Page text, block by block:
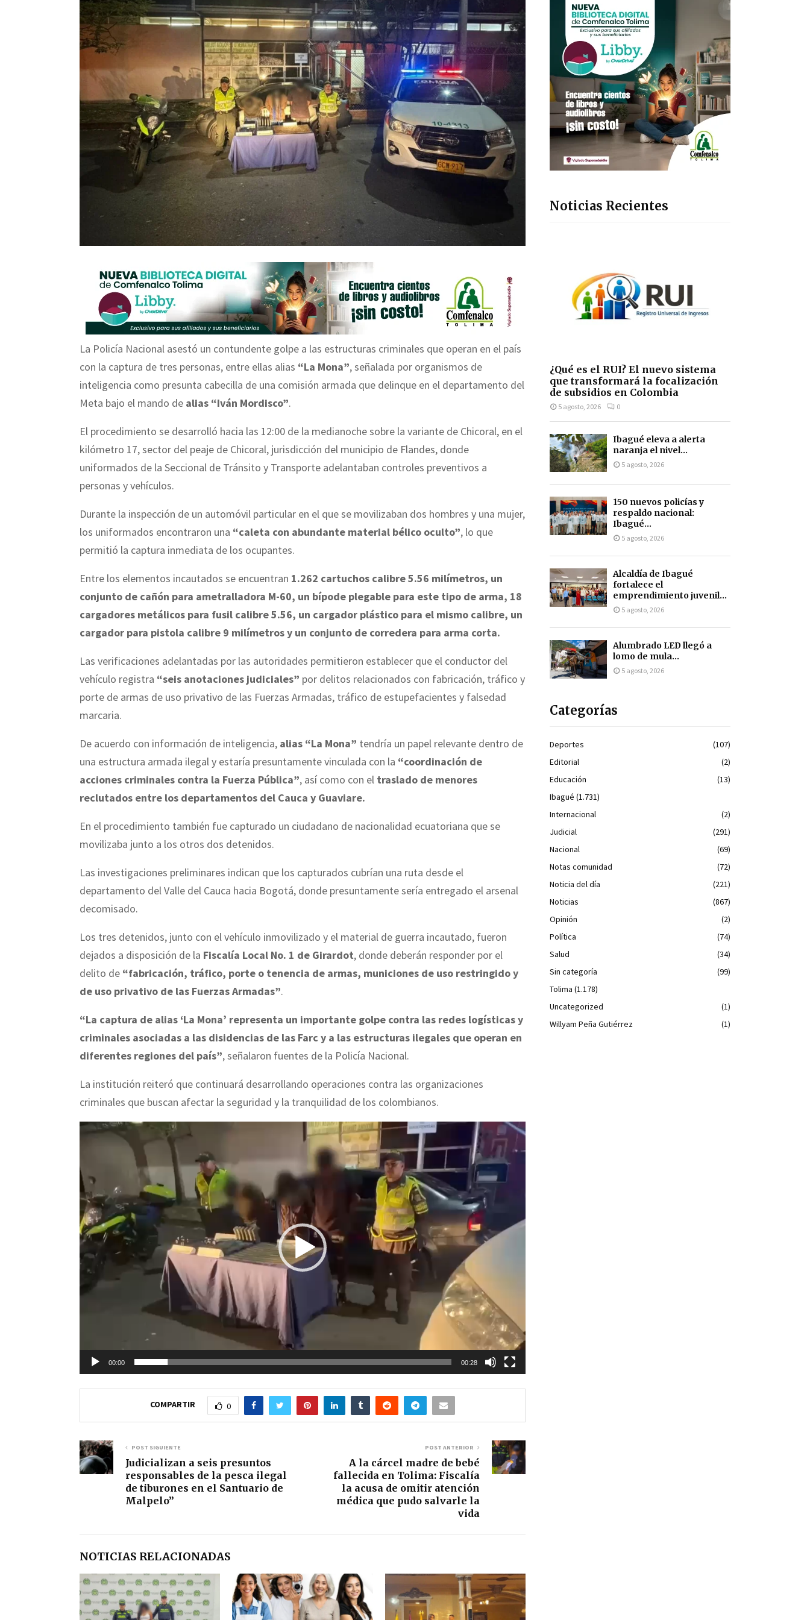
La Policía Nacional asestó un contundente golpe a las estructuras criminales que operan en el país
con la captura de tres personas, entre ellas alias “La Mona”, señalada por organismos de
inteligencia como presunta cabecilla de una comisión armada que delinque en el departamento del
Meta bajo el mando de alias “Iván Mordisco”.
El procedimiento se desarrolló hacia las 12:00 de la medianoche sobre la variante de Chicoral, en el
kilómetro 17, sector del peaje de Chicoral, jurisdicción del municipio de Flandes, donde
uniformados de la Seccional de Tránsito y Transporte adelantaban controles preventivos a
personas y vehículos.
Durante la inspección de un automóvil particular en el que se movilizaban dos hombres y una mujer,
los uniformados encontraron una “caleta con abundante material bélico oculto”, lo que
permitió la captura inmediata de los ocupantes.
Entre los elementos incautados se encuentran 1.262 cartuchos calibre 5.56 milímetros, un
conjunto de cañón para ametralladora M-60, un bípode plegable para este tipo de arma, 18
cargadores metálicos para fusil calibre 5.56, un cargador plástico para el mismo calibre, un
cargador para pistola calibre 9 milímetros y un conjunto de corredera para arma corta.
Las verificaciones adelantadas por las autoridades permitieron establecer que el conductor del
vehículo registra “seis anotaciones judiciales” por delitos relacionados con fabricación, tráfico y
porte de armas de uso privativo de las Fuerzas Armadas, tráfico de estupefacientes y falsedad
marcaria.
De acuerdo con información de inteligencia, alias “La Mona” tendría un papel relevante dentro de
una estructura armada ilegal y estaría presuntamente vinculada con la “coordinación de
acciones criminales contra la Fuerza Pública”, así como con el traslado de menores
reclutados entre los departamentos del Cauca y Guaviare.
En el procedimiento también fue capturado un ciudadano de nacionalidad ecuatoriana que se
movilizaba junto a los otros dos detenidos.
Las investigaciones preliminares indican que los capturados cubrían una ruta desde el
departamento del Valle del Cauca hacia Bogotá, donde presuntamente sería entregado el arsenal
decomisado.
Los tres detenidos, junto con el vehículo inmovilizado y el material de guerra incautado, fueron
dejados a disposición de la Fiscalía Local No. 1 de Girardot, donde deberán responder por el
delito de “fabricación, tráfico, porte o tenencia de armas, municiones de uso restringido y
de uso privativo de las Fuerzas Armadas”.
“La captura de alias ‘La Mona’ representa un importante golpe contra las redes logísticas y
criminales asociadas a las disidencias de las Farc y a las estructuras ilegales que operan en
diferentes regiones del país”, señalaron fuentes de la Policía Nacional.
La institución reiteró que continuará desarrollando operaciones contra las organizaciones
criminales que buscan afectar la seguridad y la tranquilidad de los colombianos.
R
p
o
d
u
c
o
e
e
o
00:00 00:28
COMPARTIR 0
POST SIGUIENTE
Judicializan a seis presuntos
responsables de la pesca ilegal
de tiburones en el Santuario de
Malpelo”
POST ANTERIOR
A la cárcel madre de bebé
fallecida en Tolima: Fiscalía
la acusa de omitir atención
médica que pudo salvarle la
vida
NOTICIAS RELACIONADAS
Noticias Recientes
¿Qué es el RUI? El nuevo sistema
que transformará la focalización
de subsidios en Colombia
5 agosto, 2026 0
Ibagué eleva a alerta
naranja el nivel...
5 agosto, 2026
150 nuevos policías y
respaldo nacional:
Ibagué...
5 agosto, 2026
Alcaldía de Ibagué
fortalece el
emprendimiento juvenil...
5 agosto, 2026
Alumbrado LED llegó a
lomo de mula...
5 agosto, 2026
Categorías
Deportes
(107)
Editorial
(2)
Educación
(13)
Ibagué (1.731)
Internacional
(2)
Judicial
(291)
Nacional
(69)
Notas comunidad
(72)
Noticia del día
(221)
Noticias
(867)
Opinión
(2)
Política
(74)
Salud
(34)
Sin categoría
(99)
Tolima (1.178)
Uncategorized
(1)
Willyam Peña Gutiérrez
(1)